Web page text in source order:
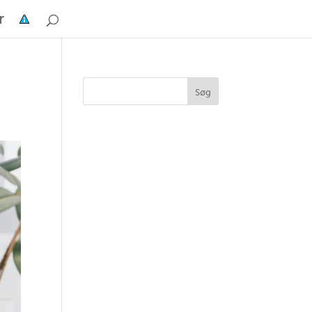
Søg